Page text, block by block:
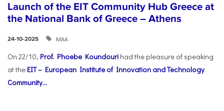
Launch of the EIT Community Hub Greece at
the National Bank of Greece – Athens
24-10-2025 ΜΑΑ
On 22/10, Prof. Phoebe Koundouri had the pleasure of speaking
at the EIT – European Institute of Innovation and Technology
Community...